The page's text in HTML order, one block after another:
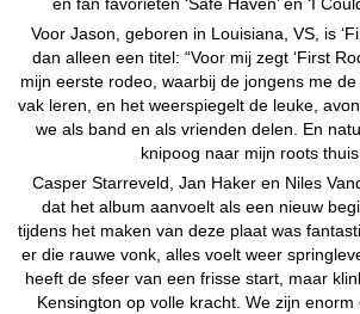
Voor Jason, geboren in Louisiana, VS, is
dan alleen een titel: “Voor mij zegt ‘First
mijn eerste rodeo, waarbij de jongens me
vak leren, en het weerspiegelt de leuke,
we als band en als vrienden delen. En
knipoog naar mijn roots
Casper Starreveld, Jan Haker en Niles
dat het album aanvoelt als een nieuw
tijdens het maken van deze plaat was
er die rauwe vonk, alles voelt weer
heeft de sfeer van een frisse start, maar
Kensington op volle kracht. We zijn enorm